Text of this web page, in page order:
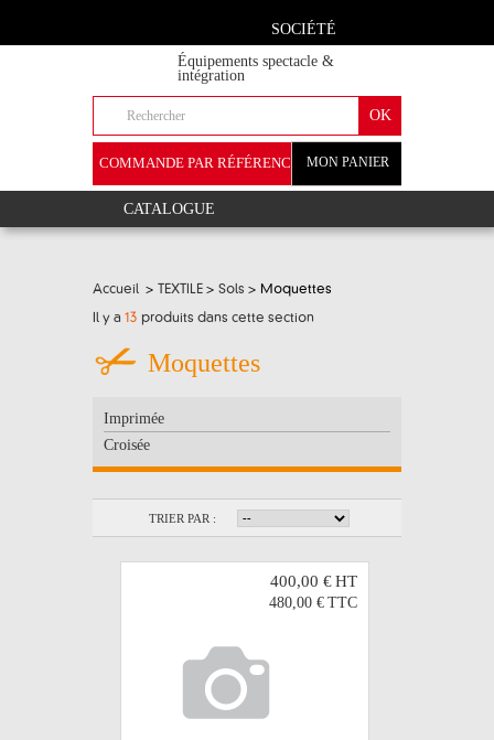
SOCIÉTÉ
Équipements spectacle &
intégration
MON PANIER
COMMANDE PAR RÉFÉRENCE
CATALOGUE
Accueil > TEXTILE > Sols > Moquettes
Il y a 13 produits dans cette section
Moquettes
Imprimée
Croisée
TRIER PAR :
400,00 €HT
480,00 € TTC